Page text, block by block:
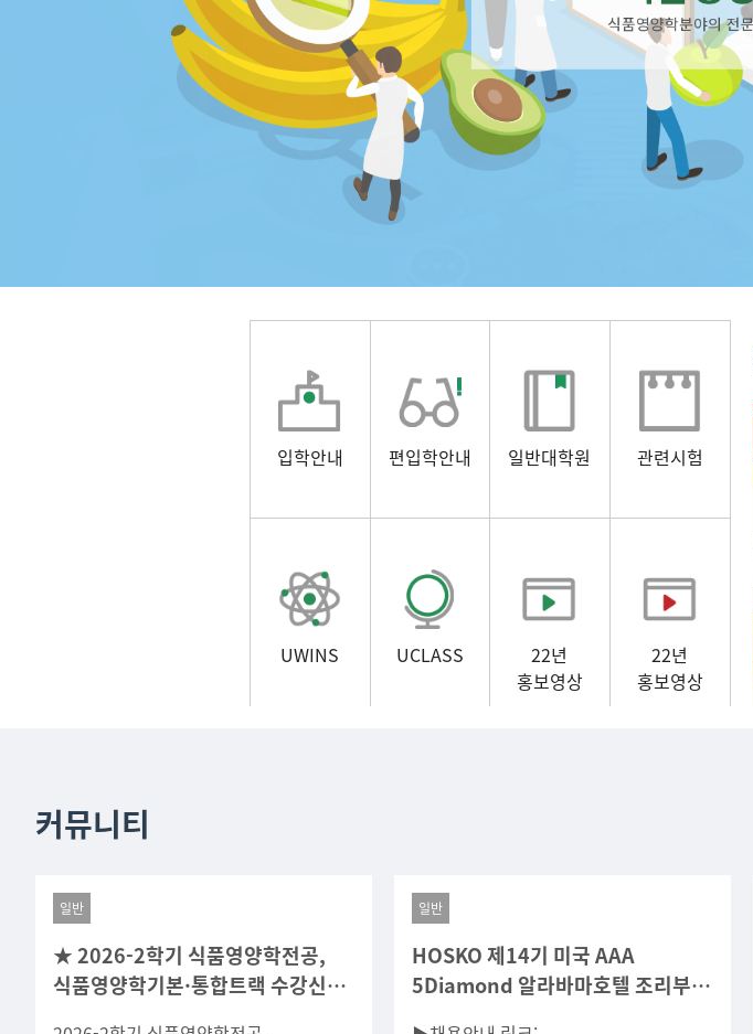
입학안내 편입학안내 일반대학원 관련시험
UWINS UCLASS
22년
홍보영상
22년
홍보영상
커뮤니티
일반
★ 2026-2학기 식품영양학전공,
식품영양학기본·통합트랙 수강신청
일반
HOSKO 제14기 미국 AAA
5Diamond 알라바마호텔 조리부